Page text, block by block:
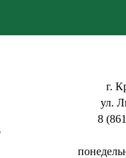
г.
ул.
8 (861)